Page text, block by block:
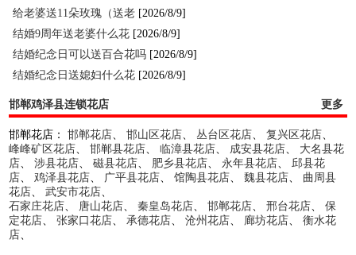
给老婆送11朵玫瑰（送老 [2026/8/9]
结婚9周年送老婆什么花 [2026/8/9]
结婚纪念日可以送百合花吗 [2026/8/9]
结婚纪念日送媳妇什么花 [2026/8/9]
邯郸鸡泽县连锁花店 更多
邯郸花店：邯郸花店、邯山区花店、丛台区花店、复兴区花店、
峰峰矿区花店、邯郸县花店、临漳县花店、 成安县花店、 大名县花
店、涉县花店、磁县花店、 肥乡县花店、 永年县花店、邱县花
店、鸡泽县花店、 广平县花店、馆陶县花店、魏县花店、 曲周县
花店、武安市花店、
石家庄花店、 唐山花店、秦皇岛花店、邯郸花店、邢台花店、保
定花店、张家口花店、承德花店、沧州花店、 廊坊花店、衡水花
店、